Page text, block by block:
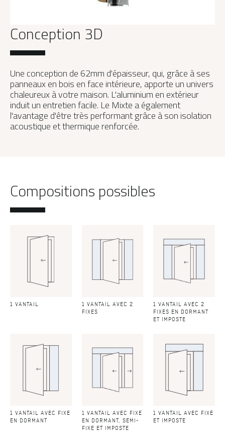
Conception 3D
Une conception de 62mm d'épaisseur, qui, grâce à ses
panneaux en bois en face intérieure, apporte un univers
chaleureux à votre maison. L'aluminium en extérieur
induit un entretien facile. Le Mixte a également
l'avantage d'être très performant grâce à son isolation
acoustique et thermique renforcée.
Compositions possibles
1 VANTAIL
1 VANTAIL AVEC 2
FIXES
1 VANTAIL AVEC 2
FIXES EN DORMANT
ET IMPOSTE
1 VANTAIL AVEC FIXE
EN DORMANT
1 VANTAIL AVEC FIXE
EN DORMANT, SEMI-
FIXE ET IMPOSTE
1 VANTAIL AVEC FIXE
ET IMPOSTE